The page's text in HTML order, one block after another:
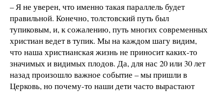
– Я не уверен, что именно такая параллель будет
правильной. Конечно, толстовский путь был
тупиковым, и, к сожалению, путь многих современных
христиан ведет в тупик. Мы на каждом шагу видим,
что наша христианская жизнь не приносит каких-то
значимых и видимых плодов. Да, для нас 20 или 30 лет
назад произошло важное событие – мы пришли в
Церковь, но почему-то наши дети часто вырастают